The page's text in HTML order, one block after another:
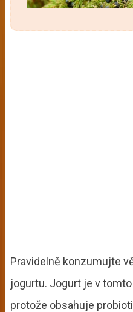
Pravidelně konzumujte
jogurtu. Jogurt je v
protože obsahuje